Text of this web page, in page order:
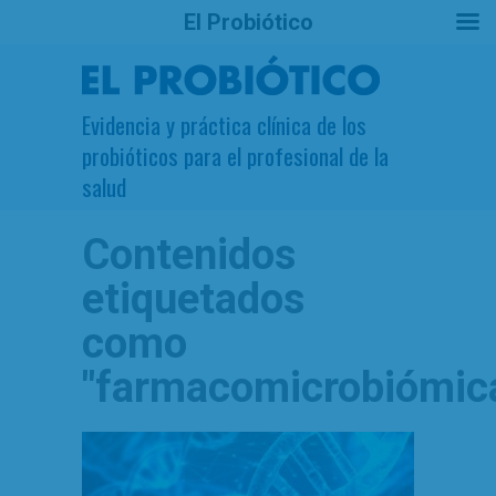
Evidencia y práctica clínica de los
probióticos para el profesional de la
salud
Contenidos
etiquetados
como
El Probiótico